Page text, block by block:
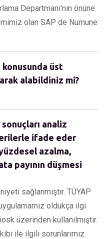
Departmanı'nın önüne
olan SAP de Numune
üst
alabildiniz mi?
analiz
ifade eder
azalma,
payının düşmesi
sağlanmıştır. TÜYAP
oldukça ilgi
üzerinden kullanılmıştır.
ile ilgili sorunlarımız